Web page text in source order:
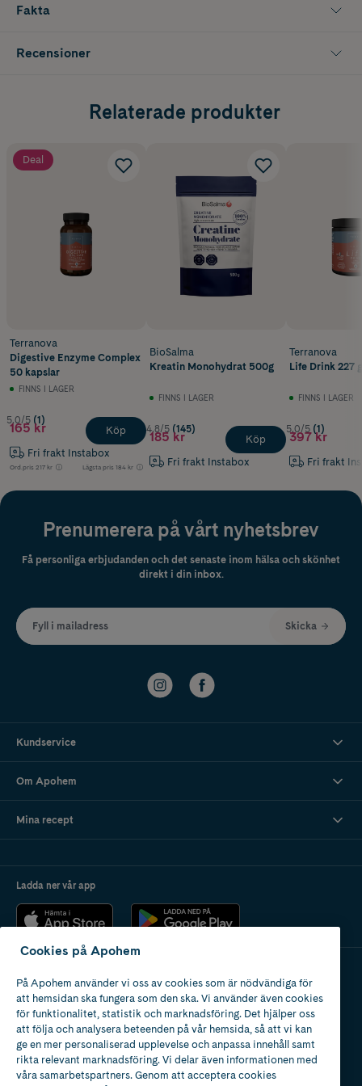
Fakta
Recensioner
Relaterade produkter
Deal
Terranova
Digestive Enzyme Complex
50 kapslar
FINNS I LAGER
5.0/5 (1)
165 kr
Fri frakt Instabox
Ord.pris 217 kr Lägsta pris 184 kr
Köp
BioSalma
Kreatin Monohydrat 500g
FINNS I LAGER
4.8/5 (145)
185 kr
Fri frakt Instabox
Köp
Terranova
Life Drink 227 g
FINNS I LAGER
5.0/5 (1)
397 kr
Fri frakt
Prenumerera på vårt nyhetsbrev
Få personliga erbjudanden och det senaste inom hälsa och skönhet
direkt i din inbox.
Fyll i mailadress Skicka
Kundservice
Om Apohem
Mina recept
Ladda ner vår app
Apotek med tillstånd
av Läkemedelsverket
Cookies på Apohem
På Apohem använder vi oss av cookies som är nödvändiga för
att hemsidan ska fungera som den ska. Vi använder även cookies
för funktionalitet, statistik och marknadsföring. Det hjälper oss
att följa och analysera beteenden på vår hemsida, så att vi kan
ge en mer personaliserad upplevelse och anpassa innehåll samt
rikta relevant marknadsföring. Vi delar även informationen med
våra samarbetspartners. Genom att acceptera cookies